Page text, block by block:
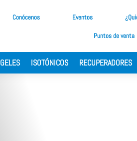
Conócenos Eventos
Puntos de venta
GELES ISOTÓNICOS RECUPERADORES